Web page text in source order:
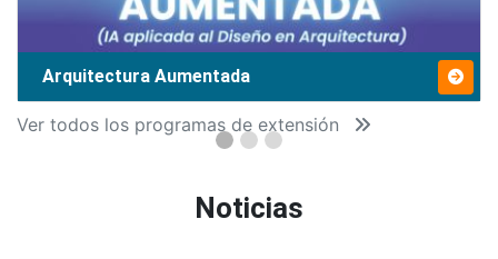
Arquitectura Aumentada
Ver todos los programas de extensión
Noticias